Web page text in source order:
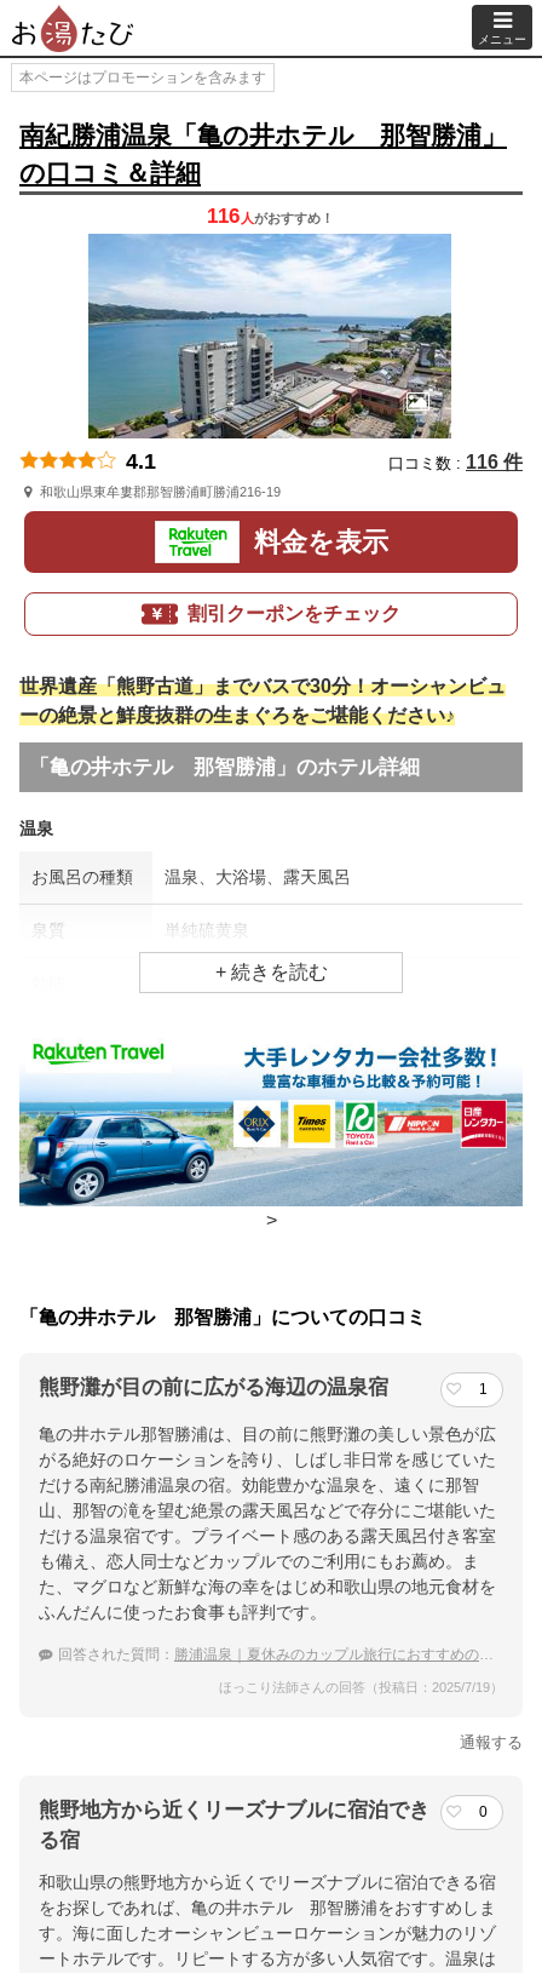
メニュー
本ページはプロモーションを含みます
南紀勝浦温泉「亀の井ホテル 那智勝浦」
の口コミ＆詳細
116 人がおすすめ！
4.1 口コミ数 : 116 件
和歌山県東牟婁郡那智勝浦町勝浦216-19
料金を表示
割引クーポンをチェック
世界遺産「熊野古道」までバスで30分！オーシャンビュ
ーの絶景と鮮度抜群の生まぐろをご堪能ください♪
「亀の井ホテル 那智勝浦」のホテル詳細
温泉
お風呂の種類 温泉、大浴場、露天風呂
泉質 単純硫黄泉
アトピー・湿疹、皮膚病
食事場所
朝食 食事処
夕食 食事処
チェックイン・チェックアウト時間
チェックアウ
10:00
ＪＲ紀勢本線紀伊勝浦駅下車徒歩約10分、南紀白浜空港から紀伊
勝浦駅はリムジンバスで115分。
提供：楽天トラベル
楽天トラベルで
ホテル詳細を詳しく見る
>
「亀の井ホテル 那智勝浦」についての口コミ
熊野灘が目の前に広がる海辺の温泉宿 1
亀の井ホテル那智勝浦は、目の前に熊野灘の美しい景色が広
がる絶好のロケーションを誇り、しばし非日常を感じていた
だける南紀勝浦温泉の宿。効能豊かな温泉を、遠くに那智
山、那智の滝を望む絶景の露天風呂などで存分にご堪能いた
だける温泉宿です。プライベート感のある露天風呂付き客室
も備え、恋人同士などカップルでのご利用にもお薦め。ま
た、マグロなど新鮮な海の幸をはじめ和歌山県の地元食材を
ふんだんに使ったお食事も評判です。
回答された質問： 勝浦温泉｜夏休みのカップル旅行におすすめの宿は？
ほっこり法師さんの回答（投稿日：2025/7/19）
通報する
熊野地方から近くリーズナブルに宿泊でき
る宿
0
和歌山県の熊野地方から近くでリーズナブルに宿泊できる宿
をお探しであれば、亀の井ホテル 那智勝浦をおすすめしま
す。海に面したオーシャンビューロケーションが魅力のリゾ
ートホテルです。リピートする方が多い人気宿です。温泉は